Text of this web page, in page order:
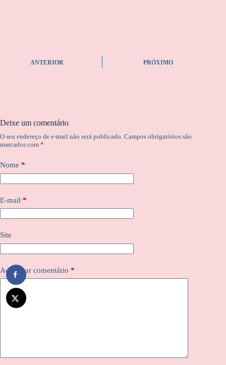
ANTERIOR PRÓXIMO
Deixe um comentário
O seu endereço de e-mail não será publicado. Campos obrigatórios são
marcados com *
Nome *
E-mail *
Site
Adicionar comentário *